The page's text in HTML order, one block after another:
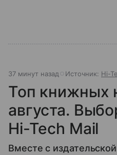
37 минут назад Источник: Hi-
Топ книжных
августа.
Hi-Tech Mail
Вместе с